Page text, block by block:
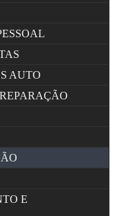
AUTO
E